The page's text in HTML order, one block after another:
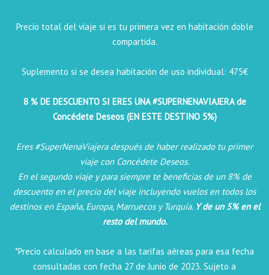
Precio total del viaje si es tu primera vez en habitación doble
compartida.
Suplemento si se desea habitación de uso individual: 475€
8 % DE DESCUENTO SI ERES UNA #SUPERNENAVIAJERA de
Concédete Deseos (EN ESTE DESTINO 5%)
Eres #SuperNenaViajera después de haber realizado tu primer
viaje con Concédete Deseos.
En el segundo viaje y para siempre te beneficias de un 8% de
descuento en el precio del viaje incluyendo vuelos en todos los
destinos en España, Europa, Marruecos y Turquía. Y de un 5% en el
resto del mundo.
*Precio calculado en base a las tarifas aéreas para esa fecha
consultadas con fecha 27 de Junio de 2023. Sujeto a